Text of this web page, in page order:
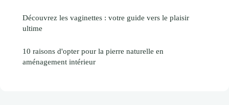
Découvrez les vaginettes : votre guide vers le plaisir
ultime
10 raisons d'opter pour la pierre naturelle en
aménagement intérieur